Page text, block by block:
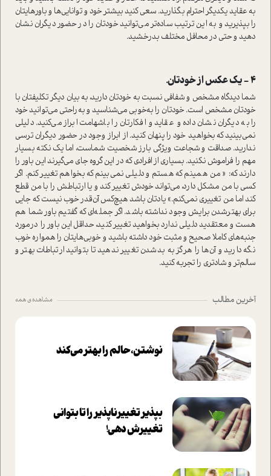
به عقاید یکدیگر احترام بگذارید. سعی کنید بیشتر خود و توانایی‌ها و باورهایتان
را بپذیرید و به این ترتیب ساده‌تر می‌توانید خودتان را در حضور دیگران نشان
دهید و حتی در محافل مختلف بدرخشید.
4 - یک عکس از خودتان.
شما دیدگاه مشخص و شفافی نسبت به خودتان دارید، به بیان دیگر تکلیفتان با
خودتان مشخص است. خودتان را به‌خوبی می‌شناسید و به‌راحتی می‌توانید خود
را به دیگران نشان داده و عقاید و افکارتان را باشهامت ابراز می‌کنید. دلیلی
نمی‌بینید که بخواهید خود را پنهان کنید. از ابراز وجود در حضور دیگران ترسی
ندارید. صداقت و شجاعت ویژگی بارز شخصیت شماست، اما یک نکته بسیار
مهم را فراموش نکنید. بسیاری از افرادی که در این گروه جای می‌گیرند این باور را
دارند که: « من همینم که هستم و دلیلی نمی‌بینم که بخواهم تغییر کنم. اگر
کسی با من مشکل دارد، می‌تواند خودش تغییر کند و یا ارتباطش را با من قطع
کند اما من تغییری نمی‌کنم.» یادتان باشد هیچ‌کس آن‌قدر خوب نیست که جایی
برای بهترشدن برایش وجود نداشته باشد. اگر جمله‌ای که گفتیم باور شما هم
هست و معتقدید دلیلی ندارد بخواهید تغییر کنید، حداقل این باور را درمورد
جنبه‌های کاملا صحیح و مثبت خود داشته باشید و خوبی‌هایتان را همواره خوب
نگه دارید و آن‌ها را هرگز به بدشدن تغییر ندهید تا بتوانید ارتباطات بهتر و
سالم‌تر و شادتری را تجربه کنید.
آخرین مطالب مشاهده ی همه
نوشتن، حالم را بهتر می‌کند
بپذير تغييرناپذير را تا بتواني
تغييرش دهي!‏